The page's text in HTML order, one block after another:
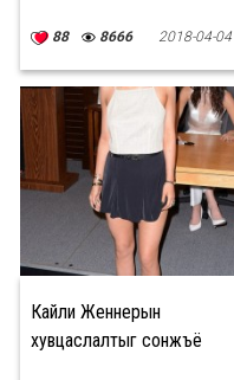
88 8666 2018-04-04
Кайли Женнерын
хувцаслалтыг сонжъё